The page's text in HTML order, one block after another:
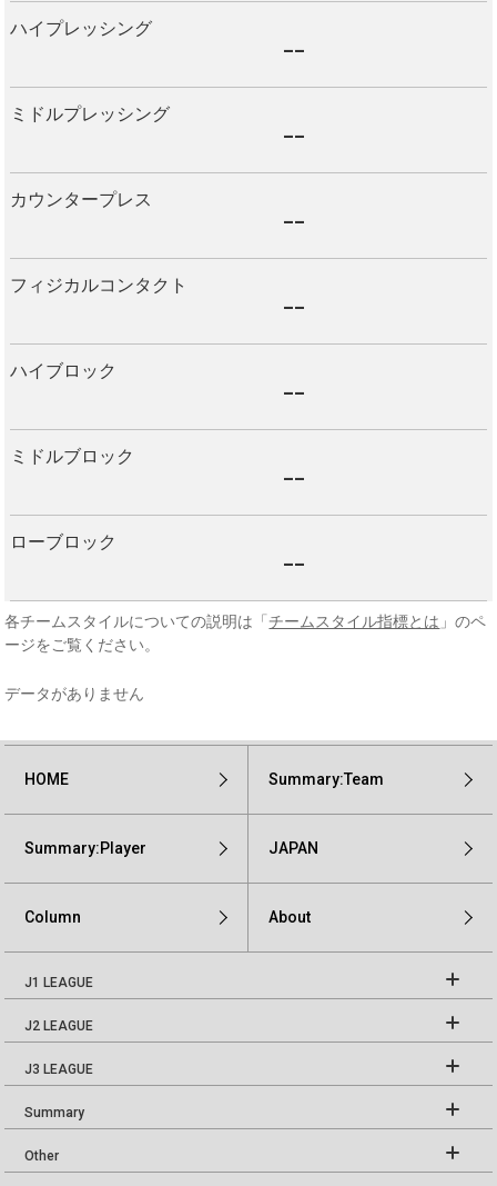
ハイプレッシング --
ミドルプレッシング --
カウンタープレス --
フィジカルコンタクト --
ハイブロック --
ミドルブロック --
ローブロック --
各チームスタイルについての説明は「 チームスタイル指標とは 」のペ
ージをご覧ください。
データがありません
HOME Summary:Team
Summary:Player JAPAN
Column About
J1 LEAGUE
J2 LEAGUE
J3 LEAGUE
Summary
Other